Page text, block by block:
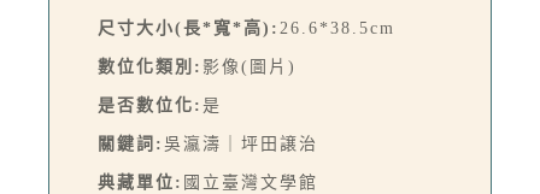
尺寸大小(長*寬*高): 26.6*38.5cm
數位化類別: 影像(圖片)
是否數位化: 是
關鍵詞: 吳瀛濤｜坪田譲治
典藏單位: 國立臺灣文學館